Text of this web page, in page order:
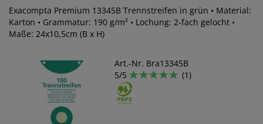
Exacompta Premium 13345B Trennstreifen in grün • Material:
Karton • Grammatur: 190 g/m² • Lochung: 2-fach gelocht •
Maße: 24x10,5cm (B x H)
Art.-Nr. Bra13345B
5/5
(1)